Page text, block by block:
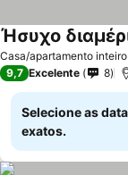
Casa/apartamento inteiro
Ήσυχο
9,7 Excelente 8
Selecione as
exatos.